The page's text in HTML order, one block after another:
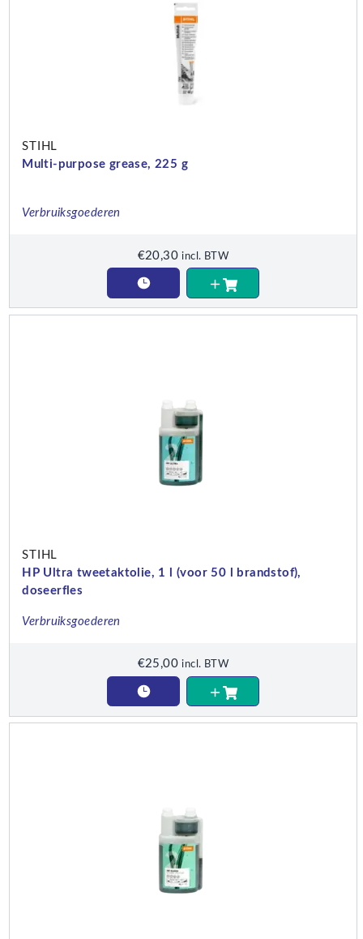
STIHL
Multi-purpose grease, 225 g
Verbruiksgoederen
€20,30 incl. BTW
STIHL
HP Ultra tweetaktolie, 1 l (voor 50 l brandstof),
doseerfles
Verbruiksgoederen
€25,00 incl. BTW